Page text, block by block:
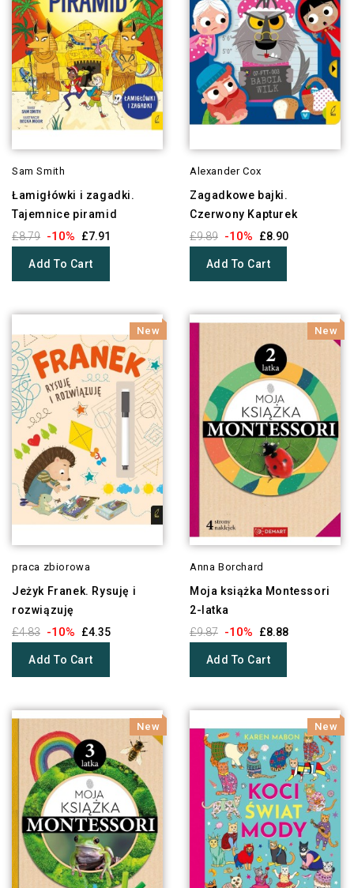
Sam Smith
Łamigłówki i zagadki.
Tajemnice piramid
£8.79 -10% £7.91
Add To Cart
Alexander Cox
Zagadkowe bajki.
Czerwony Kapturek
£9.89 -10% £8.90
Add To Cart
New
praca zbiorowa
Jeżyk Franek. Rysuję i
rozwiązuję
£4.83 -10% £4.35
Add To Cart
New
Anna Borchard
Moja książka Montessori
2-latka
£9.87 -10% £8.88
Add To Cart
New New